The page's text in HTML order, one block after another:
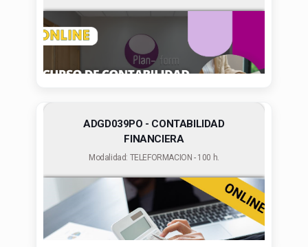
ADGD039PO - CONTABILIDAD
FINANCIERA
Modalidad: TELEFORMACION - 100 h.